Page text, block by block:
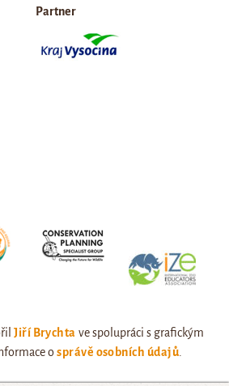
Partner
Jiří Brychta ve spolupráci s grafickým
osprávě osobních údajů